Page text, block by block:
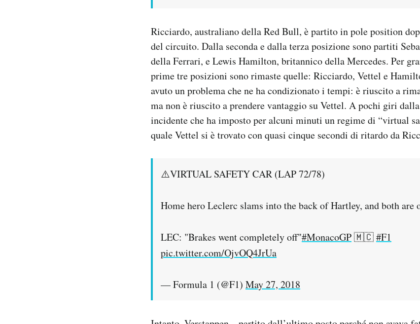
Ricciardo, australiano della Red Bull, è partito in pole position
del circuito. Dalla seconda e dalla terza posizione sono partiti
della Ferrari, e Lewis Hamilton, britannico della Mercedes. Per
prime tre posizioni sono rimaste quelle: Ricciardo, Vettel e
avuto un problema che ne ha condizionato i tempi: è riuscito a
ma non è riuscito a prendere vantaggio su Vettel. A pochi giri
incidente che ha imposto per alcuni minuti un regime di “virtual
quale Vettel si è trovato con quasi cinque secondi di ritardo da
⚠️VIRTUAL SAFETY CAR (LAP 72/78)
Home hero Leclerc slams into the back of Hartley, and both are
LEC: "Brakes went completely off"#MonacoGP🇲🇨#F1
pic.twitter.com/OjvOQ4JrUa
— Formula 1 (@F1) May 27, 2018